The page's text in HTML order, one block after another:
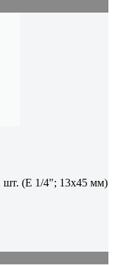
(E 1/4"; 13х45 мм)